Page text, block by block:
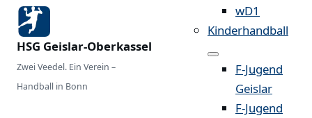
HSG Geislar-Oberkassel
Zwei Veedel. Ein Verein –
Handball in Bonn
wD1
Kinderhandball
F-Jugend
Geislar
F-Jugend